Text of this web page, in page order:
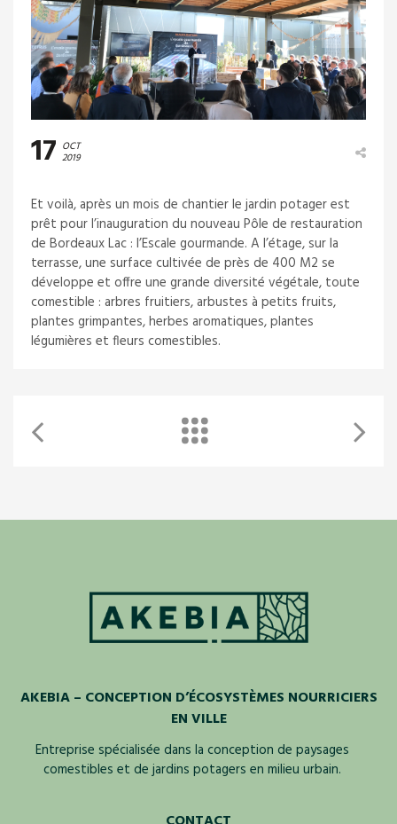
17 OCT
2019
Et voilà, après un mois de chantier le jardin potager est
prêt pour l’inauguration du nouveau Pôle de restauration
de Bordeaux Lac : l’Escale gourmande. A l’étage, sur la
terrasse, une surface cultivée de près de 400 M2 se
développe et offre une grande diversité végétale, toute
comestible : arbres fruitiers, arbustes à petits fruits,
plantes grimpantes, herbes aromatiques, plantes
légumières et fleurs comestibles.
AKEBIA – CONCEPTION D’ÉCOSYSTÈMES NOURRICIERS
EN VILLE
Entreprise spécialisée dans la conception de paysages
comestibles et de jardins potagers en milieu urbain.